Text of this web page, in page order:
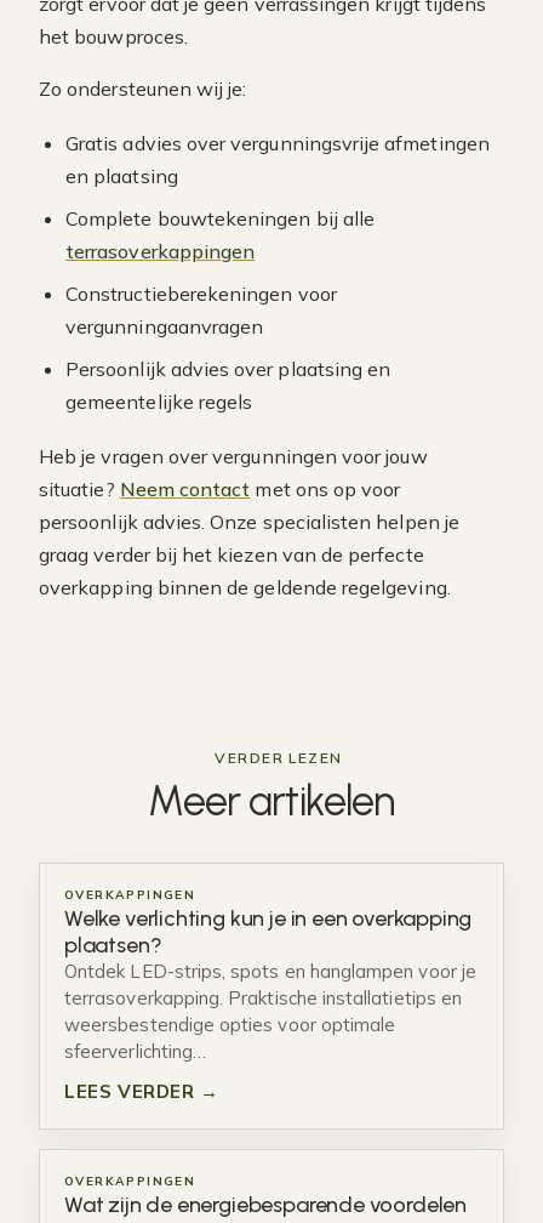
het bouwproces.
Zo ondersteunen wij je:
Gratis advies over vergunningsvrije afmetingen
en plaatsing
Complete bouwtekeningen bij alle
terrasoverkappingen
Constructieberekeningen voor
vergunningaanvragen
Persoonlijk advies over plaatsing en
gemeentelijke regels
Heb je vragen over vergunningen voor jouw
situatie? Neem contact met ons op voor
persoonlijk advies. Onze specialisten helpen je
graag verder bij het kiezen van de perfecte
overkapping binnen de geldende regelgeving.
VERDER LEZEN
Meerartikelen
OVERKAPPINGEN
Welke verlichting kun je in een overkapping
plaatsen?
Ontdek LED-strips, spots en hanglampen voor je
terrasoverkapping. Praktische installatietips en
weersbestendige opties voor optimale
sfeerverlichting…
LEES VERDER →
OVERKAPPINGEN
Wat zijn de energiebesparende voordelen